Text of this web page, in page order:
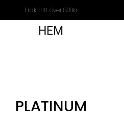
Fraktfritt över 800kr
HEM
PLATINUM